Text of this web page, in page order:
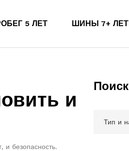
5 ЛЕТ ШИНЫ 7+ ЛЕТ
и
безопасность.
Поиск